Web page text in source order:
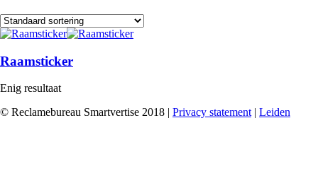
Raamsticker
Enig resultaat
© Reclamebureau Smartvertise 2018 | Privacy statement | Leiden